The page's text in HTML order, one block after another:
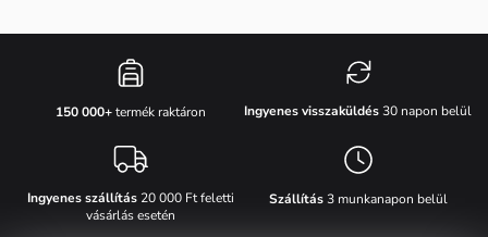
150 000+termék raktáron Ingyenes visszaküldés30 napon belül
Ingyenes szállítás20 000 Ft feletti
vásárlás esetén
Szállítás3 munkanapon belül